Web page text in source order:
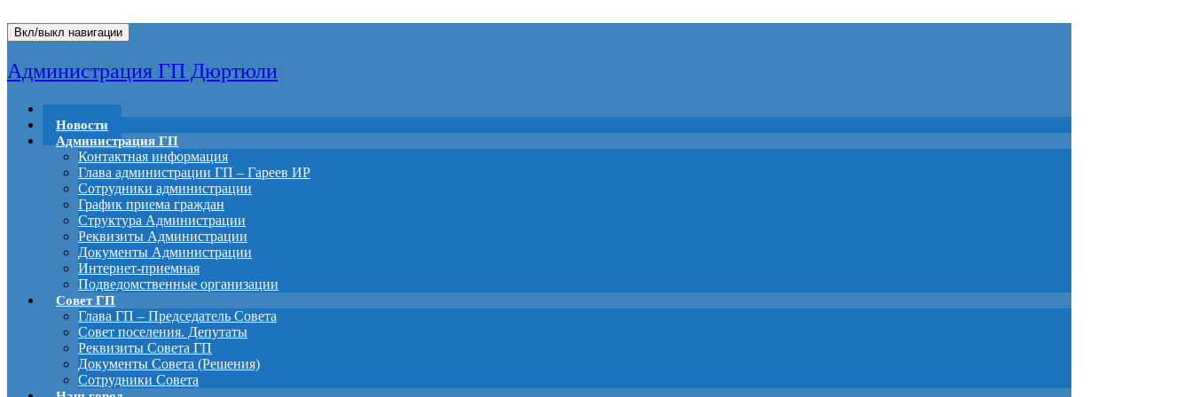
Вкл/выкл навигации
Администрация ГП Дюртюли
Главная
Новости
Администрация ГП
Контактная информация
Глава администрации ГП – Гареев ИР
Сотрудники администрации
График приема граждан
Структура Администрации
Реквизиты Администрации
Документы Администрации
Интернет-приемная
Подведомственные организации
Совет ГП
Глава ГП – Председатель Совета
Совет поселения. Депутаты
Реквизиты Совета ГП
Документы Совета (Решения)
Сотрудники Совета